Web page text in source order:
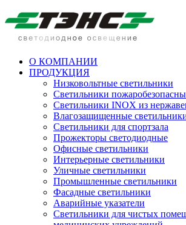
О КОМПАНИИ
ПРОДУКЦИЯ
Низковольтные светильники
Cветильники
Светильники INOX из
Влагозащищенные
Светильники для спортзала
Прожекторы светодиодные
Офисные светильники
Интерьерные светильники
Уличные светильники
Промышленные светильники
Фасадные светильники
Аварийные указатели
Светильники для чистых